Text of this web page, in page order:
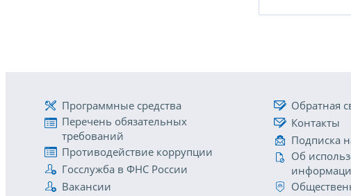
Программные средства
Перечень обязательных
требований
Противодействие коррупции
Госслужба в ФНС России
Вакансии
Обратная
Контакты
Подписка
Об